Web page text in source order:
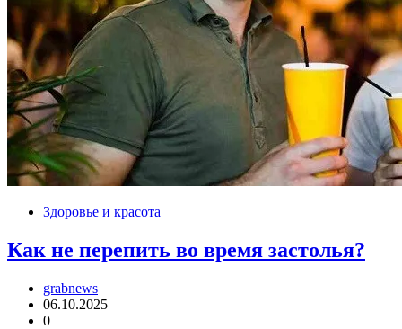
Здоровье и красота
Как не перепить во время застолья?
grabnews
06.10.2025
0